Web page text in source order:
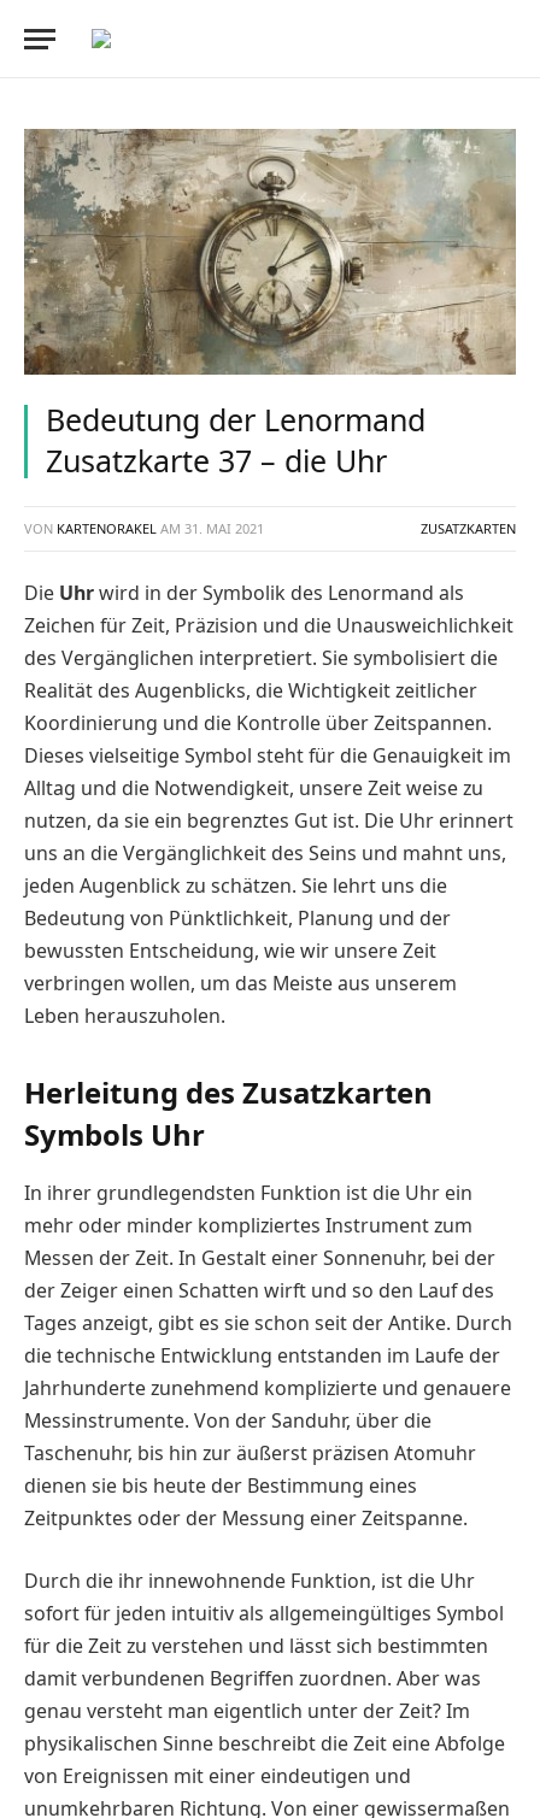
Bedeutung der Lenormand
Zusatzkarte 37 – die Uhr
VON KARTENORAKEL AM 31. MAI 2021 ZUSATZKARTEN
Die Uhrwird in der Symbolik des Lenormand als
Zeichen für Zeit, Präzision und die Unausweichlichkeit
des Vergänglichen interpretiert. Sie symbolisiert die
Realität des Augenblicks, die Wichtigkeit zeitlicher
Koordinierung und die Kontrolle über Zeitspannen.
Dieses vielseitige Symbol steht für die Genauigkeit im
Alltag und die Notwendigkeit, unsere Zeit weise zu
nutzen, da sie ein begrenztes Gut ist. Die Uhr erinnert
uns an die Vergänglichkeit des Seins und mahnt uns,
jeden Augenblick zu schätzen. Sie lehrt uns die
Bedeutung von Pünktlichkeit, Planung und der
bewussten Entscheidung, wie wir unsere Zeit
verbringen wollen, um das Meiste aus unserem
Leben herauszuholen.
Herleitung des Zusatzkarten
Symbols Uhr
In ihrer grundlegendsten Funktion ist die Uhr ein
mehr oder minder kompliziertes Instrument zum
Messen der Zeit. In Gestalt einer Sonnenuhr, bei der
der Zeiger einen Schatten wirft und so den Lauf des
Tages anzeigt, gibt es sie schon seit der Antike. Durch
die technische Entwicklung entstanden im Laufe der
Jahrhunderte zunehmend komplizierte und genauere
Messinstrumente. Von der Sanduhr, über die
Taschenuhr, bis hin zur äußerst präzisen Atomuhr
dienen sie bis heute der Bestimmung eines
Zeitpunktes oder der Messung einer Zeitspanne.
Durch die ihr innewohnende Funktion, ist die Uhr
sofort für jeden intuitiv als allgemeingültiges Symbol
für die Zeit zu verstehen und lässt sich bestimmten
damit verbundenen Begriffen zuordnen. Aber was
genau versteht man eigentlich unter der Zeit? Im
physikalischen Sinne beschreibt die Zeit eine Abfolge
von Ereignissen mit einer eindeutigen und
unumkehrbaren Richtung. Von einer gewissermaßen